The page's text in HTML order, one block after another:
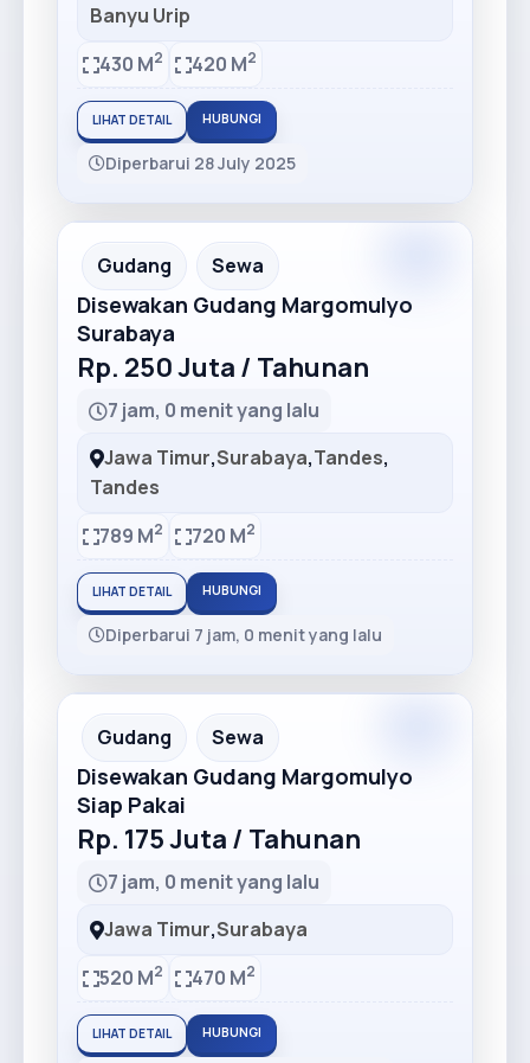
Banyu Urip
430 M2 420 M2
LIHAT DETAIL HUBUNGI
Diperbarui 28 July 2025
Recommended
Gudang Sewa
Disewakan Gudang Margomulyo
Surabaya
Rp. 250 Juta / Tahunan
7 jam, 0 menit yang lalu
Jawa Timur,Surabaya,Tandes,
Tandes
789 M2 720 M2
LIHAT DETAIL HUBUNGI
Diperbarui 7 jam, 0 menit yang lalu
Recommended
Gudang Sewa
Disewakan Gudang Margomulyo
Siap Pakai
Rp. 175 Juta / Tahunan
7 jam, 0 menit yang lalu
Jawa Timur,Surabaya
520 M2 470 M2
LIHAT DETAIL HUBUNGI